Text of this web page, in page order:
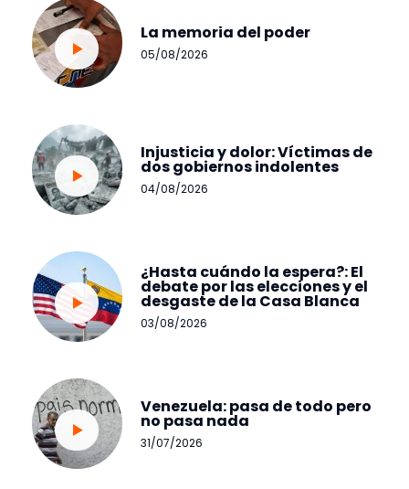
La memoria del poder
05/08/2026
Injusticia y dolor: Víctimas de
dos gobiernos indolentes
04/08/2026
¿Hasta cuándo la espera?: El
debate por las elecciones y el
desgaste de la Casa Blanca
03/08/2026
Venezuela: pasa de todo pero
no pasa nada
31/07/2026